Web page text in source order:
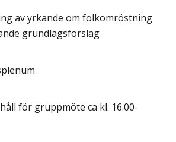
av yrkande om folkomröstning
grundlagsförslag
för gruppmöte ca kl. 16.00-